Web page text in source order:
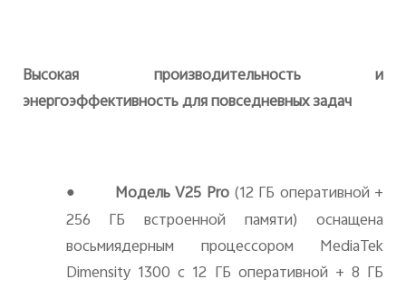
Высокая производительность и
энергоэффективность для повседневных задач
● Модель V25 Pro(12 ГБ оперативной +
256 ГБ встроенной памяти) оснащена
восьмиядерным процессором MediaTek
Dimensity 1300 с 12 ГБ оперативной + 8 ГБ